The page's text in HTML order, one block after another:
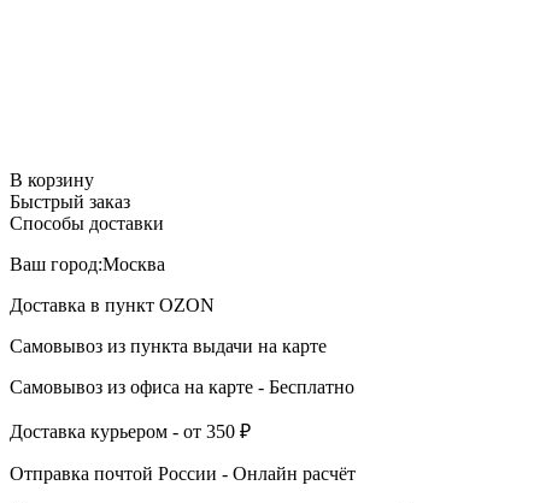
В корзину
Быстрый заказ
Способы доставки
Ваш город:Москва
Доставка в пункт OZON
Самовывоз из пункта выдачи на карте
Самовывоз из офиса на карте - Бесплатно
Доставка курьером - от 350 ₽
Отправка почтой России - Онлайн расчёт